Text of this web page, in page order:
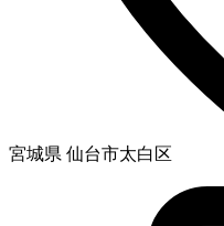
宮城県 仙台市太白区